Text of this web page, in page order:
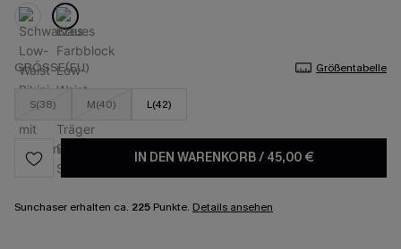
GRÖSSE(EU) Größentabelle
S(38) M(40) L(42)
IN DEN WARENKORB/ 45,00 €
Sunchaser erhalten ca. 225 Punkte. Details ansehen